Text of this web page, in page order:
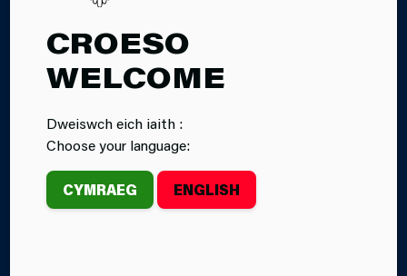
CROESO
WELCOME
Dweiswch eich iaith :
Choose your language:
CYMRAEG ENGLISH
SAFONAU’R
GYMRAEG
Mae Gwasanaeth Tân ac Achub Canolbarth a
Gorllewin Cymru yn gweithio i Safonau’r Gymraeg a
nad yw’r Gymraeg yn cael ei thrin yn llai ffafriol na’r
Saesneg, ac i hybu a hwyluso’r defnydd o’r Gymraeg.